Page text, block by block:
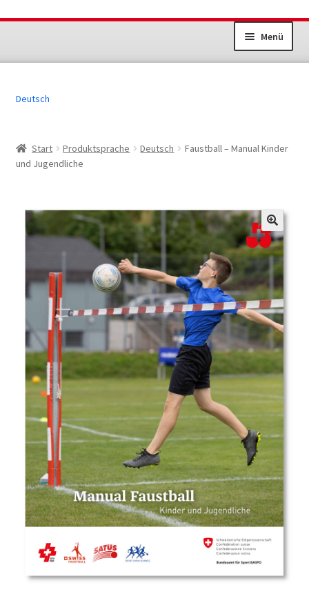
Zur
springen
Zum
springen
Menü
Jugend+Sport
Erwachsenensport
Deutsch
Start Produktsprache Deutsch
Faustball – Manual Kinder
und Jugendliche